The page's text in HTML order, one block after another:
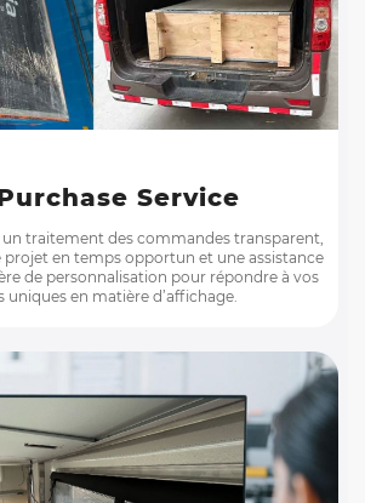
Service
un traitement des commandes transparent,
projet en temps opportun et une assistance
de personnalisation pour répondre à vos
uniques en matière d’affichage.